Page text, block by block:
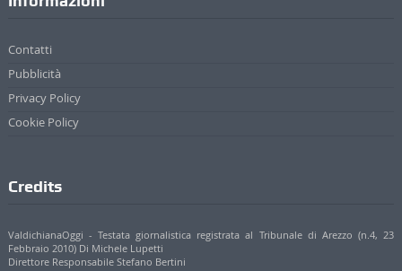
Contatti
Pubblicità
Privacy Policy
Cookie Policy
Credits
ValdichianaOggi - Testata giornalistica registrata al Tribunale di Arezzo (n.4, 23
Febbraio 2010) Di Michele Lupetti
Direttore Responsabile Stefano Bertini